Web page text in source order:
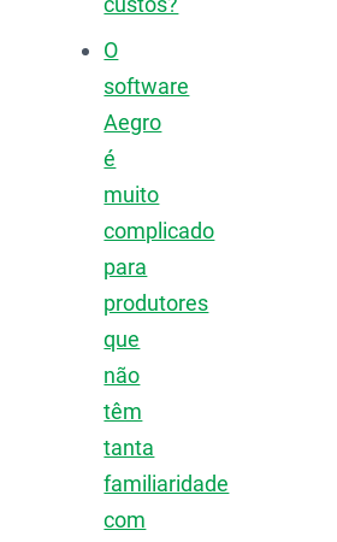
O
software
Aegro
é
muito
complicado
para
produtores
que
não
têm
tanta
familiaridade
com